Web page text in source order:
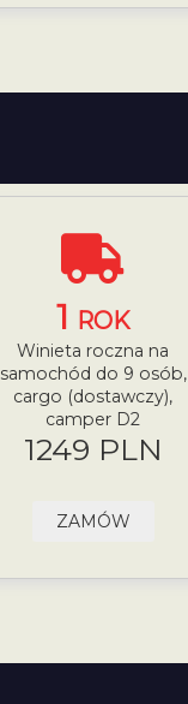
1 ROK
Winieta roczna na
samochód do 9 osób,
cargo (dostawczy),
camper D2
1249 PLN
ZAMÓW